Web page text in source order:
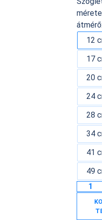
átmérő:
12
17
20
24
28
34
41
49